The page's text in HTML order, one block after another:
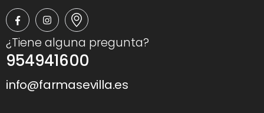
¿Tiene alguna pregunta?
954941600
info@farmasevilla.es